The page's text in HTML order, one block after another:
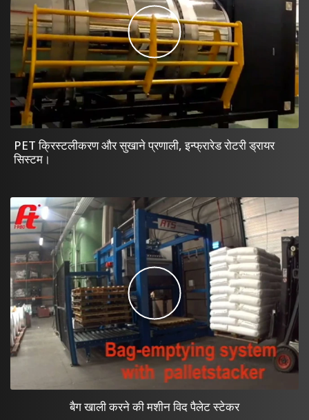
PET क्रिस्टलीकरण और सुखाने प्रणाली, इन्फ्रारेड रोटरी ड्रायर
सिस्टम।
बैग खाली करने की मशीन विद पैलेट स्टेकर